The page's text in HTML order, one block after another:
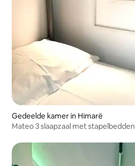
Gedeelde kamer in Himarë
Mateo 3 slaapzaal met stapelbedden